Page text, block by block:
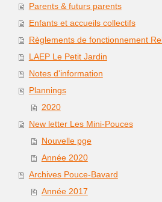
Parents & futurs parents
Enfants et accueils collectifs
Règlements de fonctionnement
LAEP Le Petit Jardin
Notes d'information
Plannings
2020
New letter Les Mini-Pouces
Nouvelle pge
Année 2020
Archives Pouce-Bavard
Année 2017